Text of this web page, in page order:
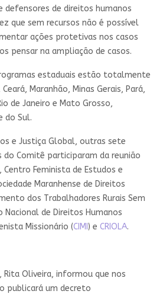
defensores de direitos humanos
que sem recursos não é possível
ações protetivas nos casos
pensar na ampliação de casos.
estaduais estão totalmente
Maranhão, Minas Gerais, Pará,
de Janeiro e Mato Grosso,
do Sul.
e Justiça Global, outras sete
do Comitê participaram da reunião
, Centro Feminista de Estudos e
Maranhense de Direitos
dos Trabalhadores Rurais Sem
Nacional de Direitos Humanos
Missionário (CIMI ) e CRIOLA.
Oliveira, informou que nos
publicará um decreto